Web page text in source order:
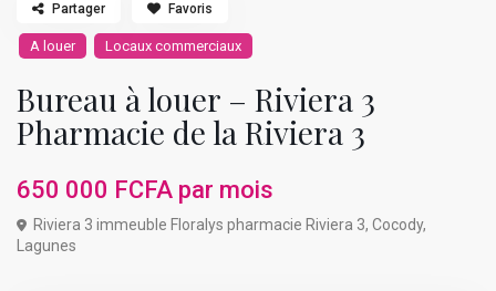
A louer Locaux commerciaux
Bureau à louer – Riviera 3
Pharmacie de la Riviera 3
650 000 FCFA par mois
Riviera 3 immeuble Floralys pharmacie Riviera 3,Cocody,
Lagunes
Partager Favoris